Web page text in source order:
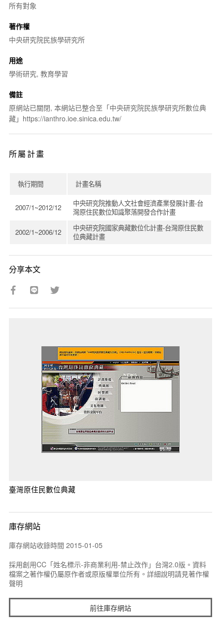
所有對象
著作權
中央研究院民族學研究所
用途
學術研究, 教育學習
備註
原網站已關閉, 本網站已整合至「中央研究院民族學研究所數位典
藏」https://ianthro.ioe.sinica.edu.tw/
所屬計畫
執行期間 計畫名稱
2007/1~2012/12
中央研究院推動人文社會經濟產業發展計畫-台
灣原住民數位知識聚落開發合作計畫
2002/1~2006/12
中央研究院國家典藏數位化計畫-台灣原住民數
位典藏計畫
分享本文
臺灣原住民數位典藏
庫存網站
庫存網站收錄時間 2015-01-05
採用創用CC「姓名標示-非商業利用-禁止改作」台灣2.0版。資料
檔案之著作權仍屬原作者或原版權單位所有。詳細說明請見著作權
聲明
前往庫存網站